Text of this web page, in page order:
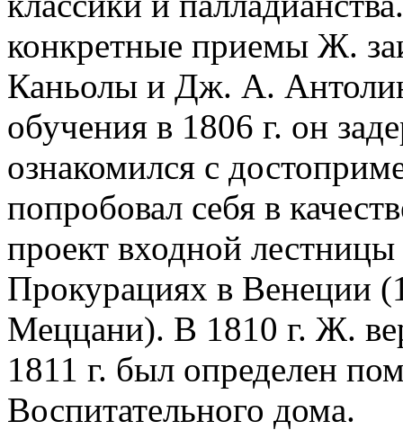
конкретные приемы Ж.
Каньолы и Дж. А.
обучения в 1806 г. он
ознакомился с
попробовал себя в
проект входной
Прокурациях в Венеции
Меццани). В 1810 г. Ж.
1811 г. был определен
Воспитательного дома.